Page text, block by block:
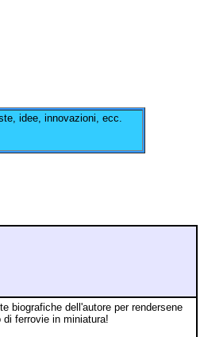
idee, innovazioni, ecc.
biografiche dell'autore per rendersene
ferrovie in miniatura!